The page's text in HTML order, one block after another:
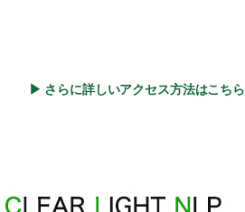
▶ さらに詳しいアクセス方法はこちら